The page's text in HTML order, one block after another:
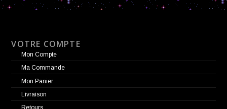
VOTRE COMPTE
Mon Compte
Ma Commande
Mon Panier
Livraison
Retours